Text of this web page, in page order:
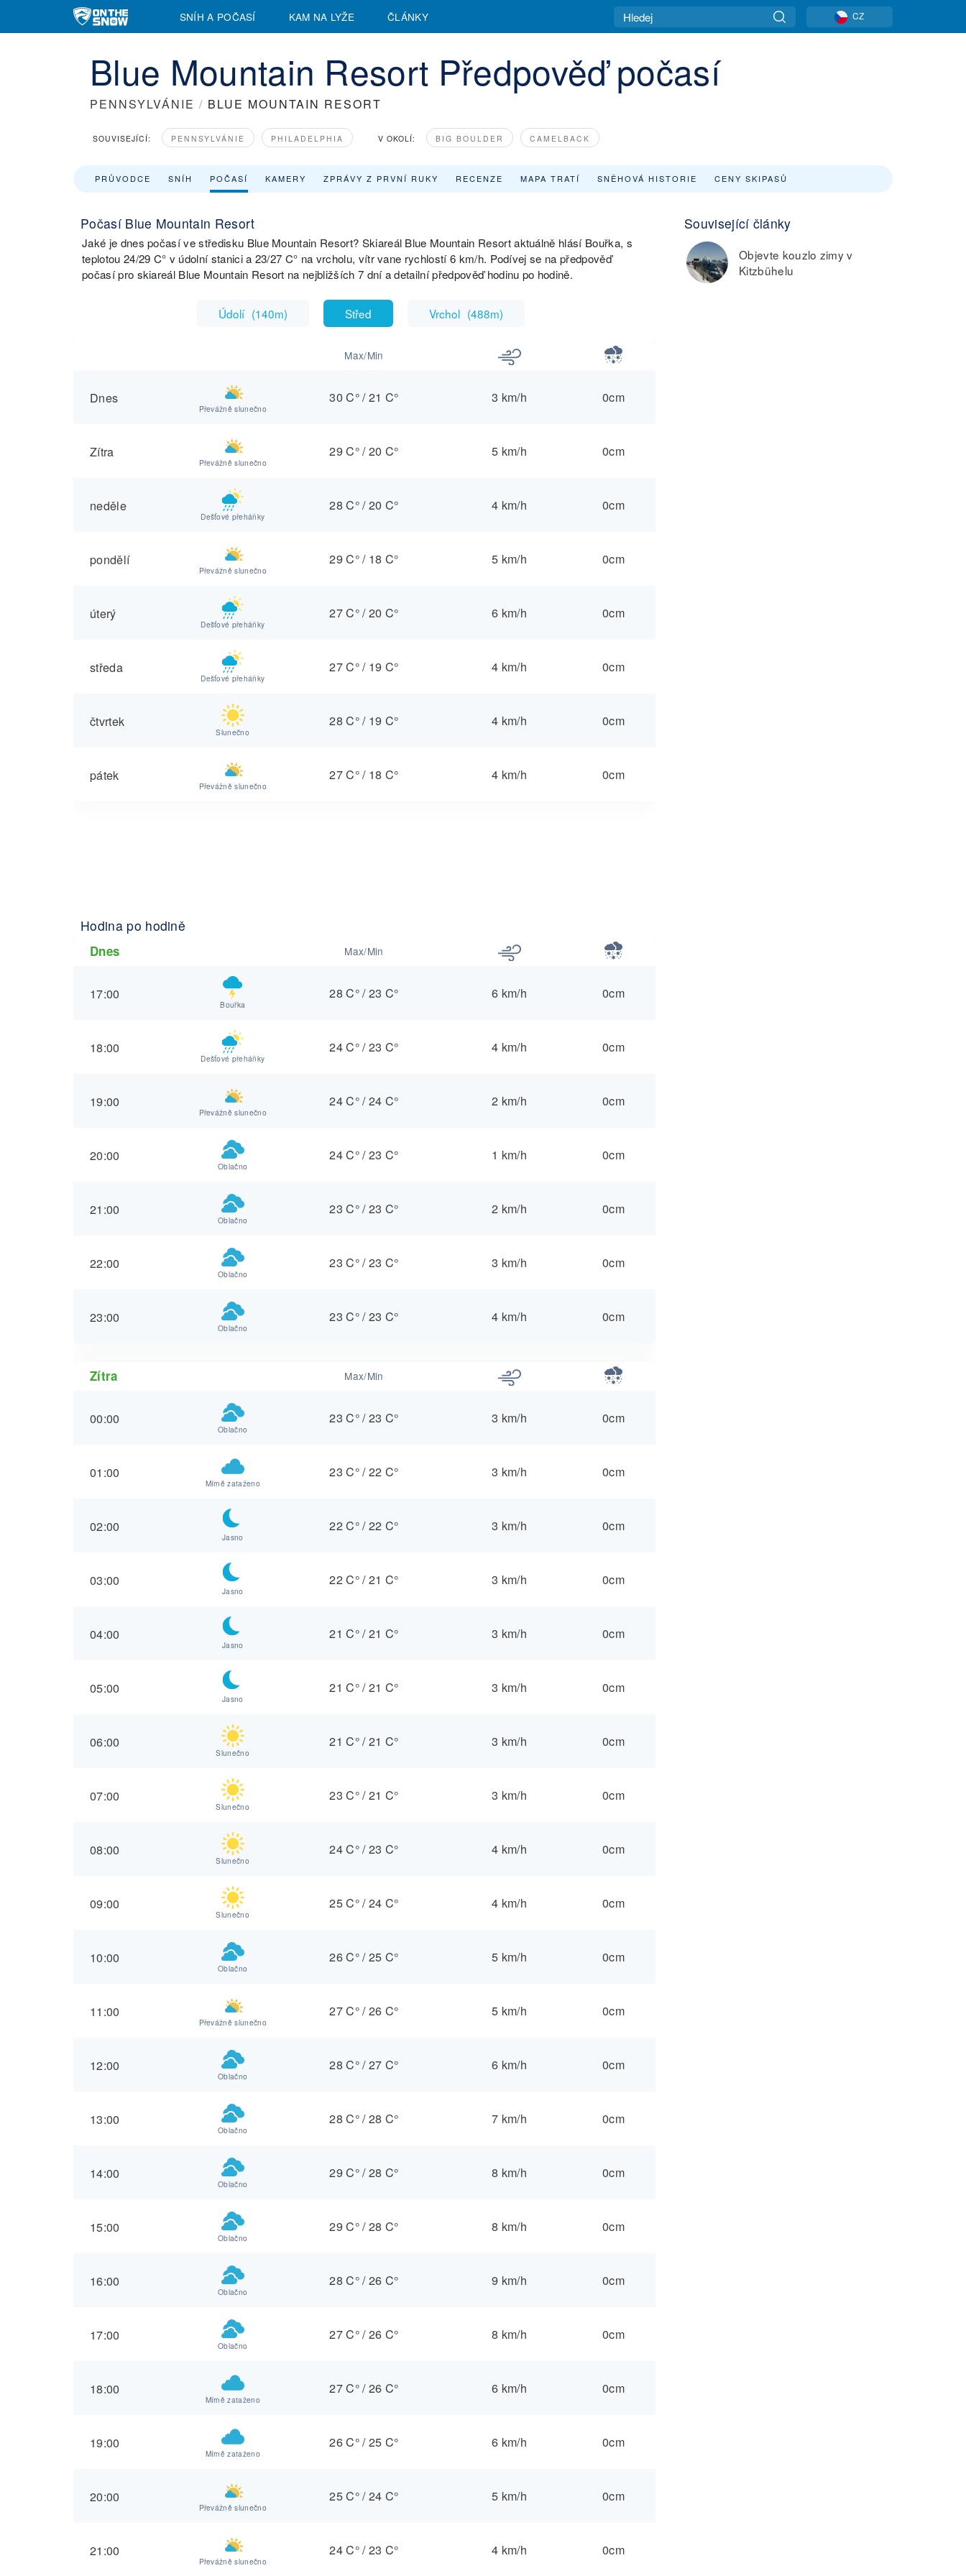
SNÍH A POČASÍ KAM NA LYŽE ČLÁNKY CZ
Blue Mountain Resort Předpověď počasí
PENNSYLVÁNIE / BLUE MOUNTAIN RESORT
SOUVISEJÍCÍ: PENNSYLVÁNIE PHILADELPHIA V OKOLÍ: BIG BOULDER CAMELBACK
PRŮVODCE SNÍH POČASÍ KAMERY ZPRÁVY Z PRVNÍ RUKY RECENZE MAPA TRATÍ SNĚHOVÁ HISTORIE CENY SKIPASŮ
Počasí Blue Mountain Resort
Jaké je dnes počasí ve středisku Blue Mountain Resort? Skiareál Blue Mountain Resort aktuálně hlásí Bouřka, s
teplotou 24/29 C° v údolní stanici a 23/27 C° na vrcholu, vítr vane rychlostí 6 km/h. Podívej se na předpověď
počasí pro skiareál Blue Mountain Resort na nejbližších 7 dní a detailní předpověď hodinu po hodině.
Údolí (140m) Střed Vrchol (488m)
Max/Min
Dnes
Převážně slunečno
30 C°/21 C° 3 km/h 0cm
Zítra
Převážně slunečno
29 C°/20 C° 5 km/h 0cm
neděle
Dešťové přeháňky
28 C°/20 C° 4 km/h 0cm
pondělí
Převážně slunečno
29 C°/ 18 C° 5 km/h 0cm
úterý
Dešťové přeháňky
27 C°/20 C° 6 km/h 0cm
středa
Dešťové přeháňky
27 C°/ 19 C° 4 km/h 0cm
čtvrtek
Slunečno
28 C°/ 19 C° 4 km/h 0cm
pátek
Převážně slunečno
27 C°/ 18 C° 4 km/h 0cm
Hodina po hodině
Dnes Max/Min
17:00
Bouřka
28 C°/23 C° 6 km/h 0cm
18:00
Dešťové přeháňky
24 C°/23 C° 4 km/h 0cm
19:00
Převážně slunečno
24 C°/24 C° 2 km/h 0cm
20:00
Oblačno
24 C°/23 C° 1 km/h 0cm
21:00
Oblačno
23 C°/23 C° 2 km/h 0cm
22:00
Oblačno
23 C°/23 C° 3 km/h 0cm
23:00
Oblačno
23 C°/23 C° 4 km/h 0cm
Zítra Max/Min
00:00
Oblačno
23 C°/23 C° 3 km/h 0cm
01:00
Mírně zataženo
23 C°/22 C° 3 km/h 0cm
02:00
Jasno
22 C°/22 C° 3 km/h 0cm
03:00
Jasno
22 C°/21 C° 3 km/h 0cm
04:00
Jasno
21 C°/21 C° 3 km/h 0cm
05:00
Jasno
21 C°/21 C° 3 km/h 0cm
06:00
Slunečno
21 C°/21 C° 3 km/h 0cm
07:00
Slunečno
23 C°/21 C° 3 km/h 0cm
08:00
Slunečno
24 C°/23 C° 4 km/h 0cm
09:00
Slunečno
25 C°/24 C° 4 km/h 0cm
10:00
Oblačno
26 C°/25 C° 5 km/h 0cm
11:00
Převážně slunečno
27 C°/26 C° 5 km/h 0cm
12:00
Oblačno
28 C°/27 C° 6 km/h 0cm
13:00
Oblačno
28 C°/28 C° 7 km/h 0cm
14:00
Oblačno
29 C°/28 C° 8 km/h 0cm
15:00
Oblačno
29 C°/28 C° 8 km/h 0cm
16:00
Oblačno
28 C°/26 C° 9 km/h 0cm
17:00
Oblačno
27 C°/26 C° 8 km/h 0cm
18:00
Mírně zataženo
27 C°/26 C° 6 km/h 0cm
19:00
Mírně zataženo
26 C°/25 C° 6 km/h 0cm
20:00
Převážně slunečno
25 C°/24 C° 5 km/h 0cm
21:00
Převážně slunečno
24 C°/23 C° 4 km/h 0cm
Související články
Objevte kouzlo zimy v
Kitzbühelu